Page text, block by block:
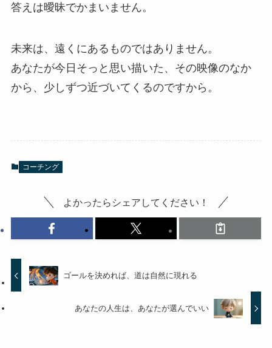
答えは曖昧でかまいません。
未来は、遠くにあるものではありません。
あなたが今日そっと思い描いた、その映像のなか
から、少しずつ近づいてくるのですから。
コーチング
よかったらシェアしてください！
ゴールを決めれば、道は自然に現れる
あなたの人生は、あなたが選んでいい